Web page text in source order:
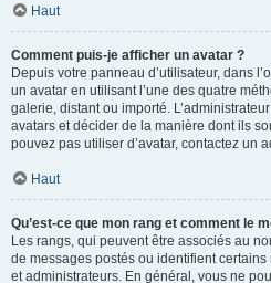
Haut
Comment puis-je afficher un avatar ?
Depuis votre panneau d’utilisateur, dans
un avatar en utilisant l’une des quatre
galerie, distant ou importé.
avatars et décider de la manière dont ils
pouvez pas utiliser d’avatar, contactez un
Haut
Qu’est-ce que mon rang et comment le
Les rangs, qui peuvent être associés au
de messages postés ou identifient
et administrateurs. En général, vous ne